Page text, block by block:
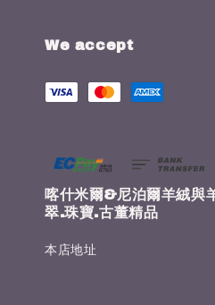
We accept
喀什米爾&尼泊爾羊絨與
翠.珠寶.古董精品
本店地址